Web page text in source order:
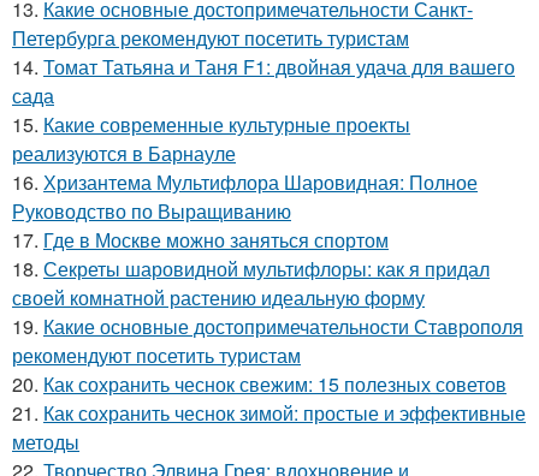
13. Какие основные достопримечательности Санкт-
Петербурга рекомендуют посетить туристам
14. Томат Татьяна и Таня F1: двойная удача для вашего
сада
15. Какие современные культурные проекты
реализуются в Барнауле
16. Хризантема Мультифлора Шаровидная: Полное
Руководство по Выращиванию
17. Где в Москве можно заняться спортом
18. Секреты шаровидной мультифлоры: как я придал
своей комнатной растению идеальную форму
19. Какие основные достопримечательности Ставрополя
рекомендуют посетить туристам
20. Как сохранить чеснок свежим: 15 полезных советов
21. Как сохранить чеснок зимой: простые и эффективные
методы